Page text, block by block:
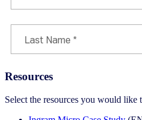
Resources
Select the resources you would like